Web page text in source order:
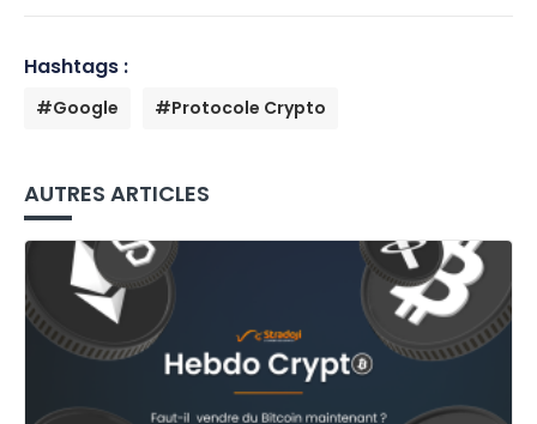
Hashtags :
#Google #Protocole Crypto
AUTRES ARTICLES